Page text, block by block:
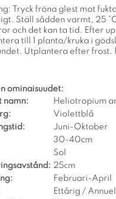
Tryck fröna glest mot
Ställ sådden varmt, 25
och det kan ta tid. Efter
till 1 planta/kruka i
Utplantera efter frost.
ominaisuudet:
namn:
Heliotropium
Violettblå
Juni-Oktober
30-40cm
Sol
25cm
Februari-April
Ettårig / Annuell